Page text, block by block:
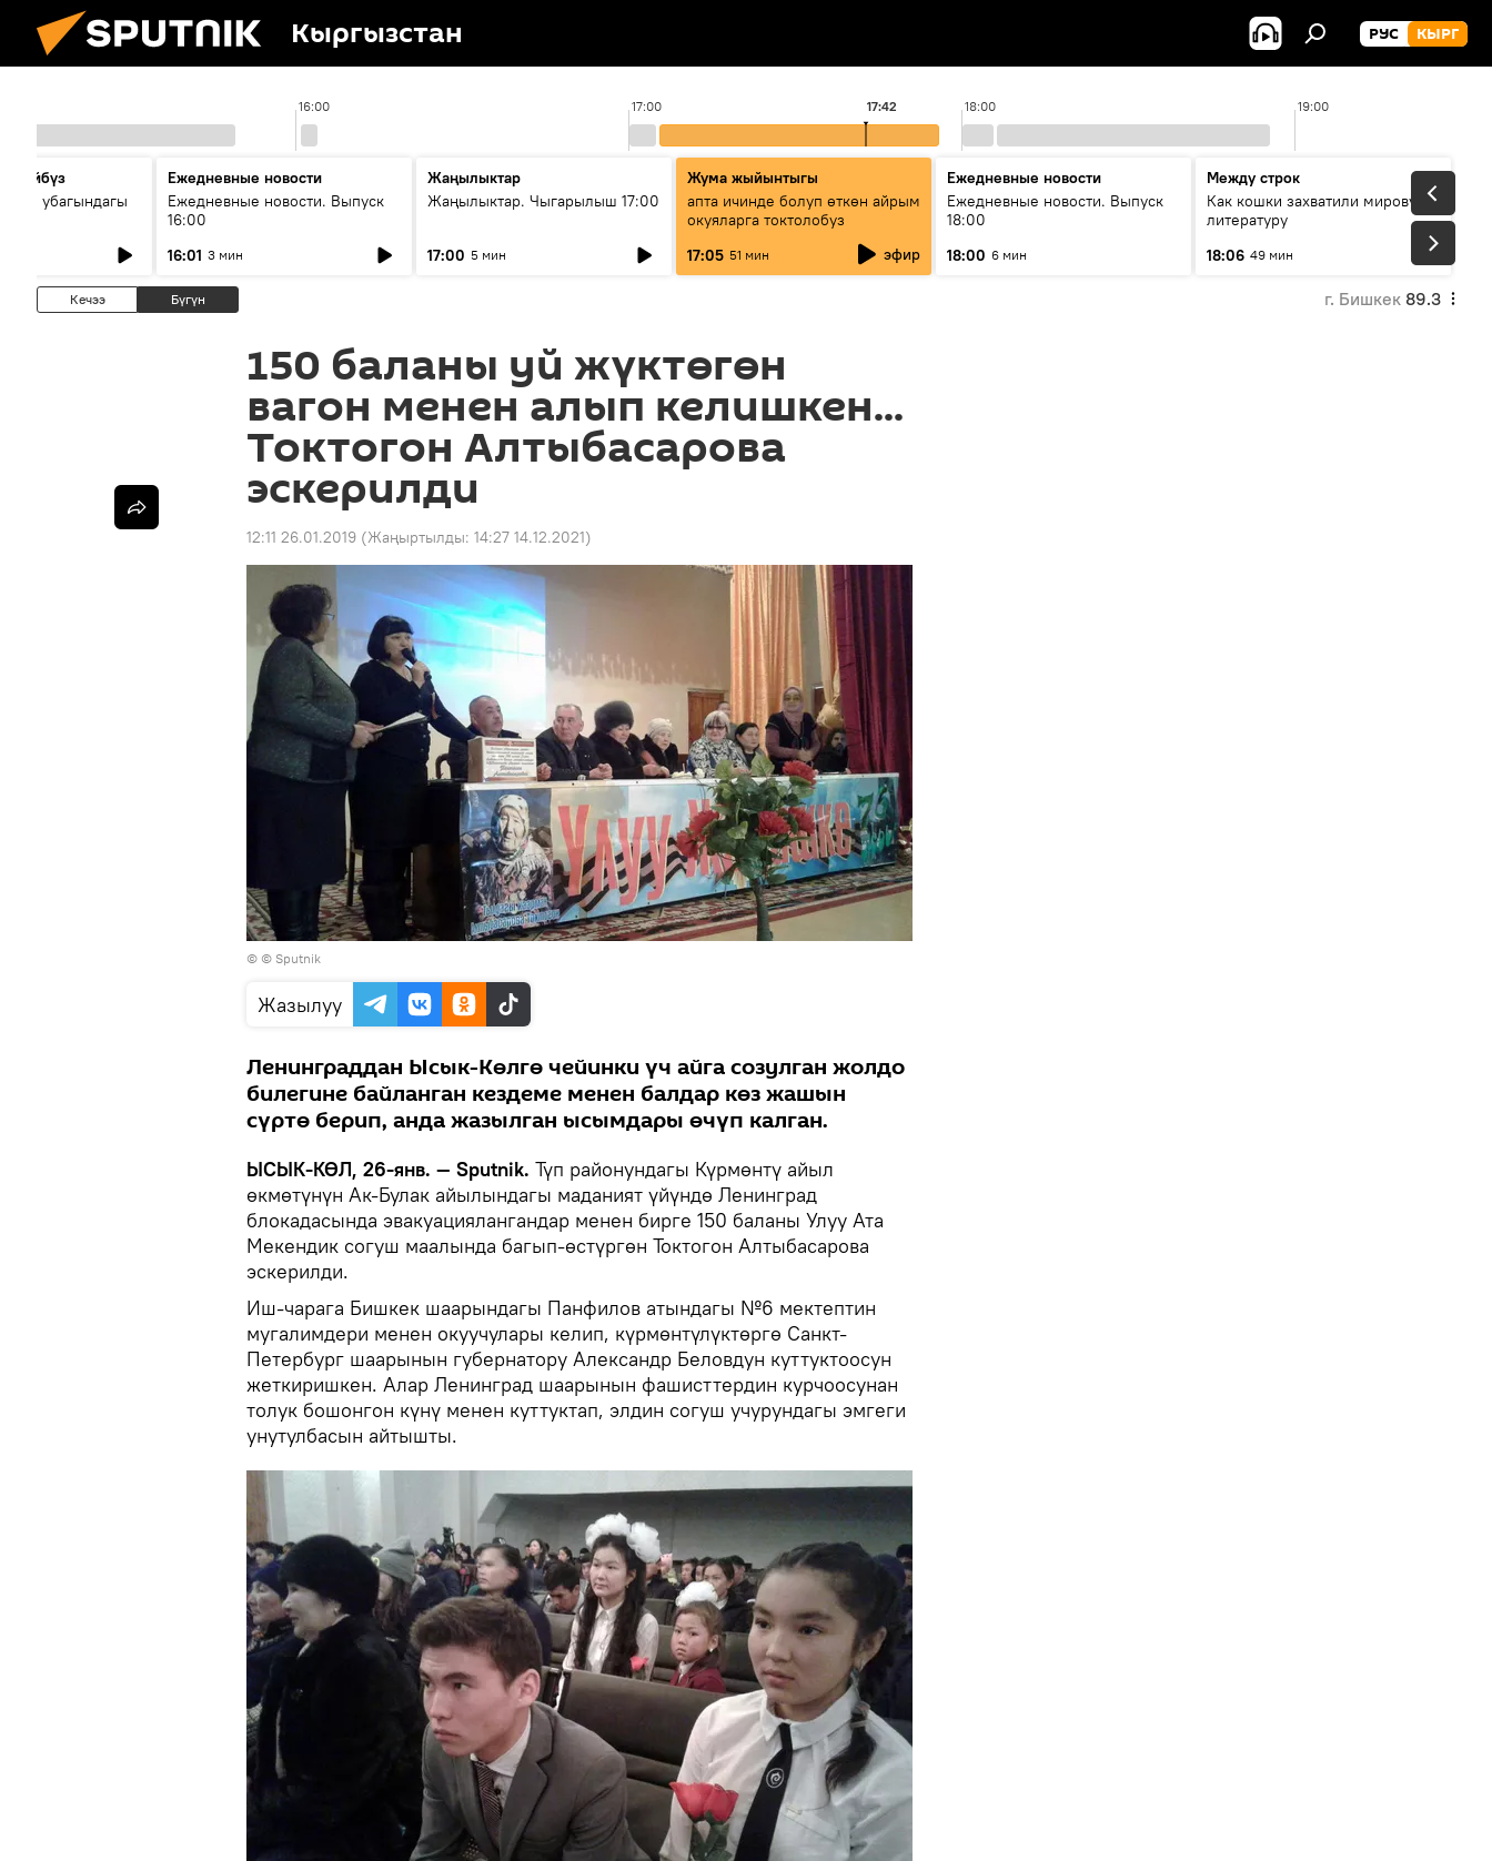
Кыргызстан РУС КЫРГ
16:00 17:00 18:00 19:00
17:42
өз убагындагы
Ежедневные новости
Ежедневные новости. Выпуск
16:00
16:01 3 мин
Жаңылыктар
Жаңылыктар. Чыгарылыш 17:00
17:00 5 мин
Жума жыйынтыгы
апта ичинде болуп өткөн айрым
окуяларга токтолобуз
17:05 51 мин эфир
Ежедневные новости
Ежедневные новости. Выпуск
18:00
18:00 6 мин
Между строк
Как кошки захватили мировую
литературу
18:06 49 мин
Кечээ Бүгүн г. Бишкек 89.3
150 баланы уй жүктөгөн
вагон менен алып келишкен...
Токтогон Алтыбасарова
эскерилди
12:11 26.01.2019 (Жаңыртылды: 14:27 14.12.2021)
© © Sputnik
Жазылуу
Ленинграддан Ысык-Көлгө чейинки үч айга созулган жолдо
билегине байланган кездеме менен балдар көз жашын
сүртө берип, анда жазылган ысымдары өчүп калган.
ЫСЫК-КӨЛ, 26-янв. — Sputnik. Түп районундагы Күрмөнтү айыл
өкмөтүнүн Ак-Булак айылындагы маданият үйүндө Ленинград
блокадасында эвакуациялангандар менен бирге 150 баланы Улуу Ата
Мекендик согуш маалында багып-өстүргөн Токтогон Алтыбасарова
эскерилди.
Иш-чарага Бишкек шаарындагы Панфилов атындагы №6 мектептин
мугалимдери менен окуучулары келип, күрмөнтүлүктөргө Санкт-
Петербург шаарынын губернатору Александр Беловдун куттуктоосун
жеткиришкен. Алар Ленинград шаарынын фашисттердин курчоосунан
толук бошонгон күнү менен куттуктап, элдин согуш учурундагы эмгеги
унутулбасын айтышты.